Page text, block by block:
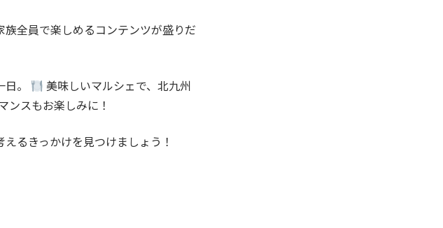
族全員で楽しめるコンテンツが盛りだ
。
美味しいマルシェで、北九州
ンスもお楽しみに！
るきっかけを見つけましょう！